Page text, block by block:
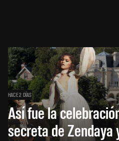
HACE 2 DÍAS
Así fue la
secreta de Zendaya